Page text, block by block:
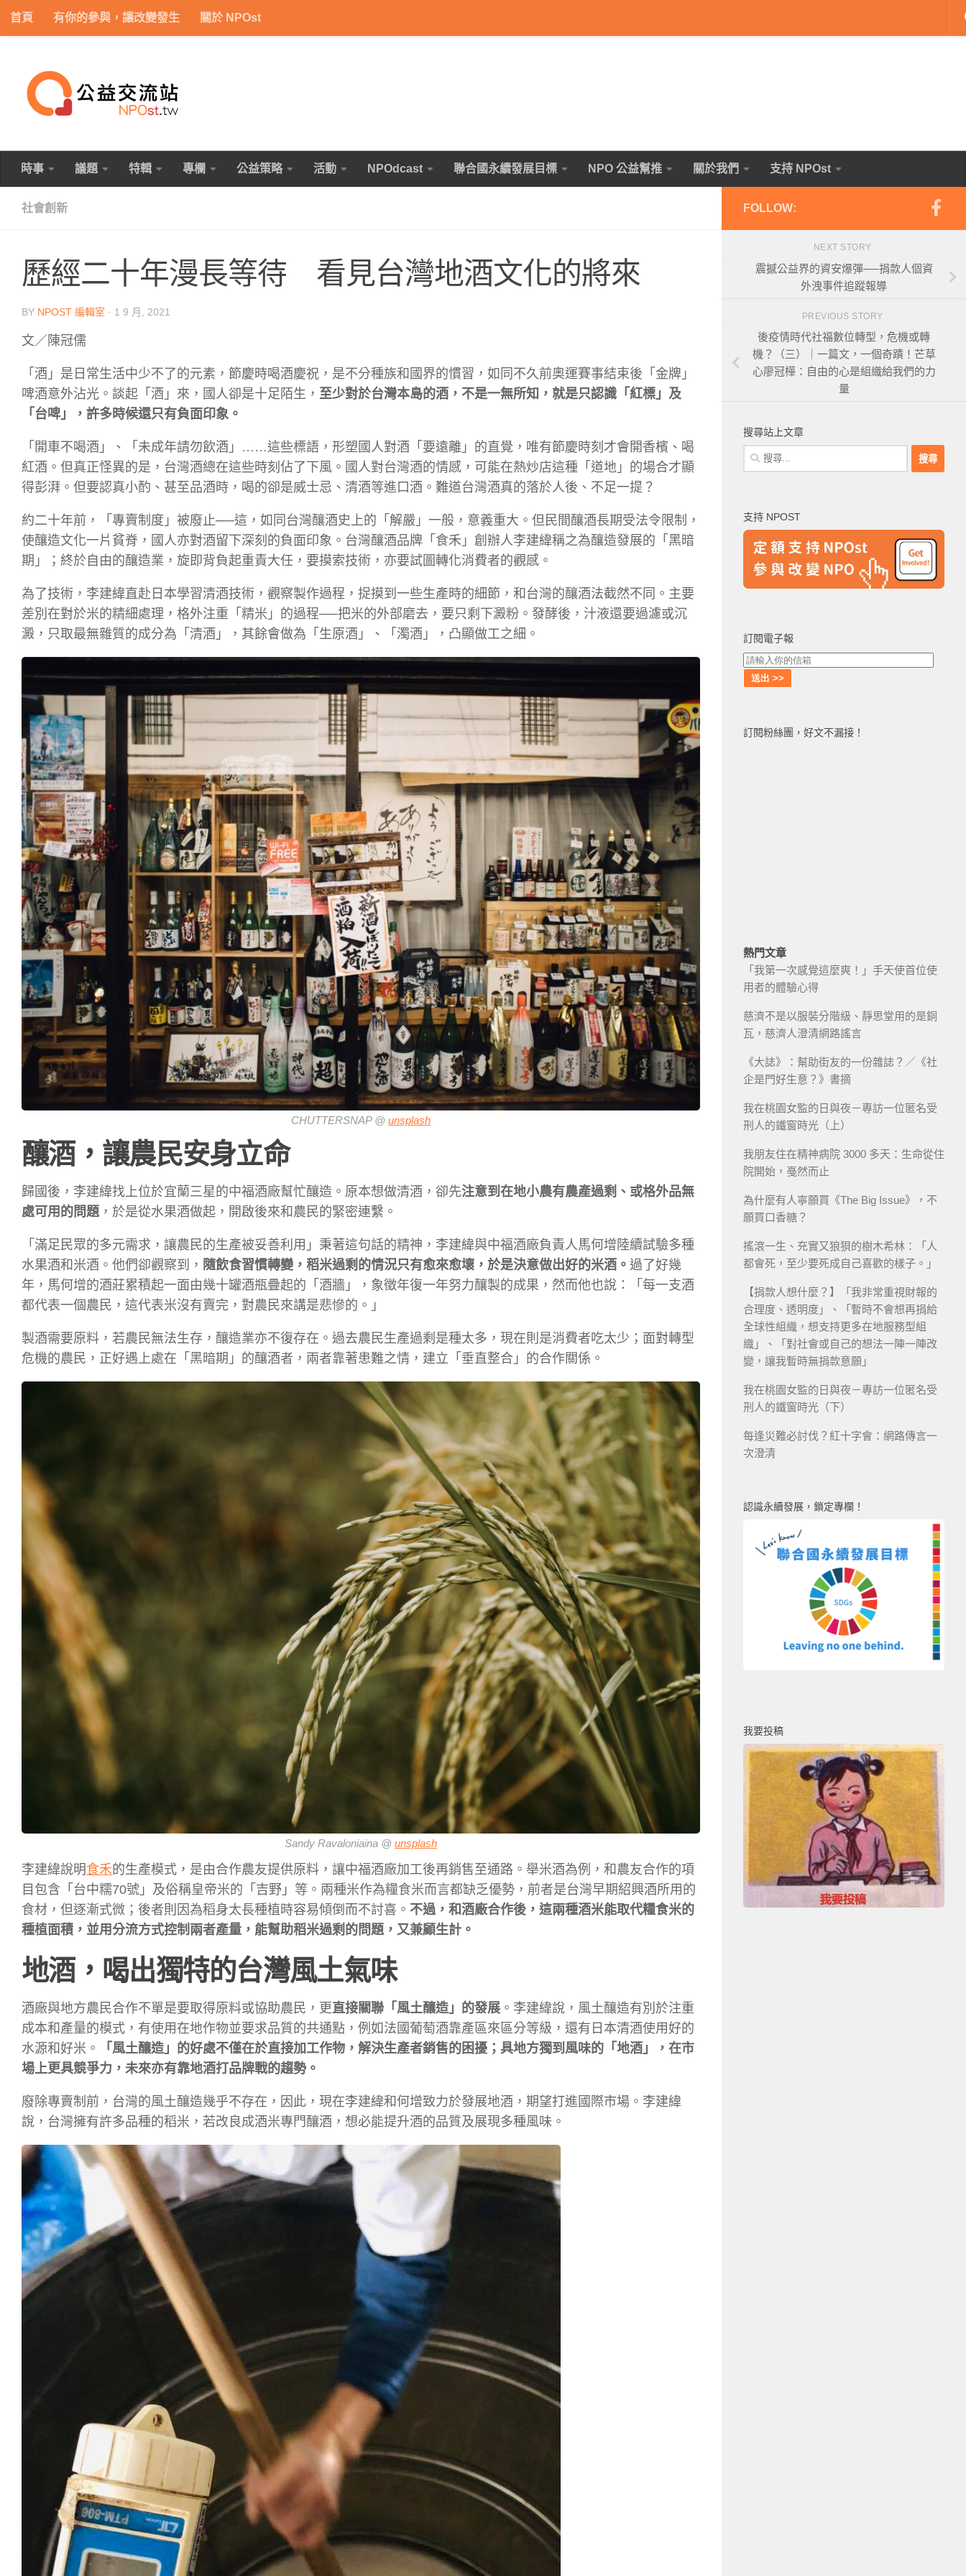
Skip to content
首頁 有你的參與，讓改變發生 關於 NPOst
時事 議題 特輯 專欄 公益策略 活動 NPOdcast 聯合國永續發展目標 NPO 公益幫推 關於我們 支持 NPOst
社會創新
歷經二十年漫長等待 看見台灣地酒文化的將來
BY NPOST 編輯室 · 1 9 月, 2021
文／陳冠儒
「酒」是日常生活中少不了的元素，節慶時喝酒慶祝，是不分種族和國界的慣習，如同不久前奧運賽事結束後「金牌」
啤酒意外沾光。談起「酒」來，國人卻是十足陌生， 至少對於台灣本島的酒，不是一無所知，就是只認識「紅標」及
「台啤」，許多時候還只有負面印象。
「開車不喝酒」、「未成年請勿飲酒」……這些標語，形塑國人對酒「要遠離」的直覺，唯有節慶時刻才會開香檳、喝
紅酒。但真正怪異的是，台灣酒總在這些時刻佔了下風。國人對台灣酒的情感，可能在熱炒店這種「道地」的場合才顯
得彭湃。但要認真小酌、甚至品酒時，喝的卻是威士忌、清酒等進口酒。難道台灣酒真的落於人後、不足一提？
約二十年前，「專賣制度」被廢止──這，如同台灣釀酒史上的「解嚴」一般，意義重大。但民間釀酒長期受法令限制，
使釀造文化一片貧脊，國人亦對酒留下深刻的負面印象。台灣釀酒品牌「食禾」創辦人李建緯稱之為釀造發展的「黑暗
期」；終於自由的釀造業，旋即背負起重責大任，要摸索技術，亦要試圖轉化消費者的觀感。
為了技術，李建緯直赴日本學習清酒技術，觀察製作過程，捉摸到一些生產時的細節，和台灣的釀酒法截然不同。主要
差別在對於米的精細處理，格外注重「精米」的過程──把米的外部磨去，要只剩下澱粉。發酵後，汁液還要過濾或沉
澱，只取最無雜質的成分為「清酒」，其餘會做為「生原酒」、「濁酒」，凸顯做工之細。
CHUTTERSNAP @ unsplash
釀酒，讓農民安身立命
歸國後，李建緯找上位於宜蘭三星的中福酒廠幫忙釀造。原本想做清酒，卻先注意到在地小農有農產過剩、或格外品無
處可用的問題 ，於是從水果酒做起，開啟後來和農民的緊密連繫。
「滿足民眾的多元需求，讓農民的生產被妥善利用」秉著這句話的精神，李建緯與中福酒廠負責人馬何增陸續試驗多種
水果酒和米酒。他們卻觀察到， 隨飲食習慣轉變，稻米過剩的情況只有愈來愈壞，於是決意做出好的米酒。 過了好幾
年，馬何增的酒莊累積起一面由幾十罐酒瓶疊起的「酒牆」，象徵年復一年努力釀製的成果，然而他也說：「每一支酒
都代表一個農民，這代表米沒有賣完，對農民來講是悲慘的。」
製酒需要原料，若農民無法生存，釀造業亦不復存在。過去農民生產過剩是種太多，現在則是消費者吃太少；面對轉型
危機的農民，正好遇上處在「黑暗期」的釀酒者，兩者靠著患難之情，建立「垂直整合」的合作關係。
Sandy Ravaloniaina @ unsplash
李建緯說明食禾的生產模式，是由合作農友提供原料，讓中福酒廠加工後再銷售至通路。舉米酒為例，和農友合作的項
目包含「台中糯70號」及俗稱皇帝米的「吉野」等。兩種米作為糧食米而言都缺乏優勢，前者是台灣早期紹興酒所用的
食材，但逐漸式微；後者則因為稻身太長種植時容易傾倒而不討喜。 不過，和酒廠合作後，這兩種酒米能取代糧食米的
種植面積，並用分流方式控制兩者產量，能幫助稻米過剩的問題，又兼顧生計。
地酒，喝出獨特的台灣風土氣味
酒廠與地方農民合作不單是要取得原料或協助農民，更直接關聯「風土釀造」的發展 。李建緯說，風土釀造有別於注重
成本和產量的模式，有使用在地作物並要求品質的共通點，例如法國葡萄酒靠產區來區分等級，還有日本清酒使用好的
水源和好米。
「風土釀造」的好處不僅在於直接加工作物，解決生產者銷售的困擾；具地方獨到風味的「地酒」，在市
場上更具競爭力，未來亦有靠地酒打品牌戰的趨勢。
廢除專賣制前，台灣的風土釀造幾乎不存在，因此，現在李建緯和何增致力於發展地酒，期望打進國際市場。李建緯
說，台灣擁有許多品種的稻米，若改良成酒米專門釀酒，想必能提升酒的品質及展現多種風味。
FOLLOW:
NEXT STORY
震撼公益界的資安爆彈──捐款人個資
外洩事件追蹤報導
PREVIOUS STORY
後疫情時代社福數位轉型，危機或轉
機？（三）｜一篇文，一個奇蹟！芒草
心廖冠樺：自由的心是組織給我們的力
量
搜尋站上文章
搜
尋
字:
支持 NPOST
訂閱電子報
訂閱粉絲團，好文不漏接！
熱門文章
「我第一次感覺這麼爽！」手天使首位使
用者的體驗心得
慈濟不是以服裝分階級、靜思堂用的是銅
瓦，慈濟人澄清網路謠言
《大誌》：幫助街友的一份雜誌？／《社
企是門好生意？》書摘
我在桃園女監的日與夜－專訪一位匿名受
刑人的鐵窗時光（上）
我朋友住在精神病院 3000 多天：生命從住
院開始，戞然而止
為什麼有人寧願買《The Big Issue》，不
願買口香糖？
搖滾一生、充實又狼狽的樹木希林：「人
都會死，至少要死成自己喜歡的樣子。」
【捐款人想什麼？】「我非常重視財報的
合理度、透明度」、「暫時不會想再捐給
全球性組織，想支持更多在地服務型組
織」、「對社會或自己的想法一陣一陣改
變，讓我暫時無捐款意願」
我在桃園女監的日與夜－專訪一位匿名受
刑人的鐵窗時光（下）
每逢災難必討伐？紅十字會：網路傳言一
次澄清
認識永續發展，鎖定專欄！
我要投稿